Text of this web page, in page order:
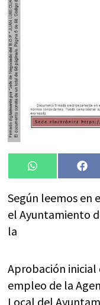
Compartir
en
WhatsApp
en
Según leemos en
el Ayuntamiento
la
Aprobación
empleo de la
Local del